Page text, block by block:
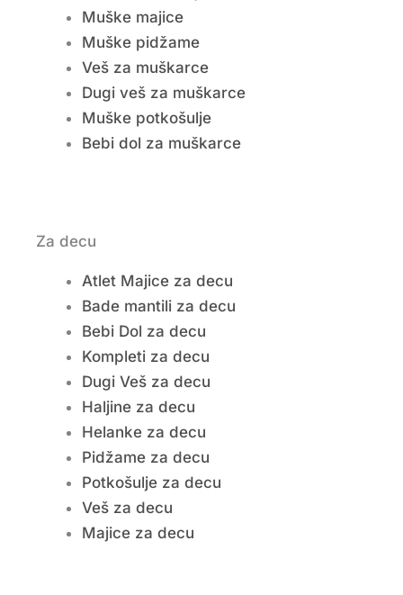
Muške majice
Muške pidžame
Veš za muškarce
Dugi veš za muškarce
Muške potkošulje
Bebi dol za muškarce
Za decu
Atlet Majice za decu
Bade mantili za decu
Bebi Dol za decu
Kompleti za decu
Dugi Veš za decu
Haljine za decu
Helanke za decu
Pidžame za decu
Potkošulje za decu
Veš za decu
Majice za decu